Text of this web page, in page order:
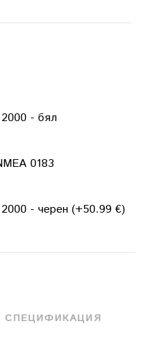
- бял
0183
- черен (+50.99 €)
СПЕЦИФИКАЦИЯ